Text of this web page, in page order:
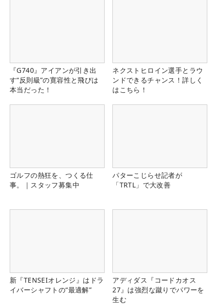
『G740』アイアンが引き出
す“反則級”の寛容性と飛びは
本当だった！
ネクストヒロイン選手とラウ
ンドできるチャンス！詳しく
はこちら！
ゴルフの熱狂を、つくる仕
事。｜スタッフ募集中
パターこじらせ記者が
「TRTL」で大改善
新『TENSEIオレンジ』はドラ
イバーシャフトの“最適解”
アディダス『コードカオス
27』は強烈な蹴りでパワーを
生む